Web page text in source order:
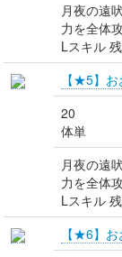
月夜の遠
力を全体
Lスキル
【★5】
20
体単
月夜の遠
力を全体
Lスキル
【★6】